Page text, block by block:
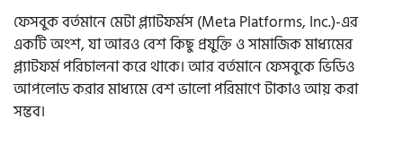
ফেসবুক বর্তমানে মেটা প্ল্যাটফর্মস (Meta Platforms, Inc.)-এর
একটি অংশ, যা আরও বেশ কিছু প্রযুক্তি ও সামাজিক মাধ্যমের
প্ল্যাটফর্ম পরিচালনা করে থাকে। আর বর্তমানে ফেসবুকে ভিডিও
আপলোড করার মাধ্যমে বেশ ভালো পরিমাণে টাকাও আয় করা
সম্ভব।